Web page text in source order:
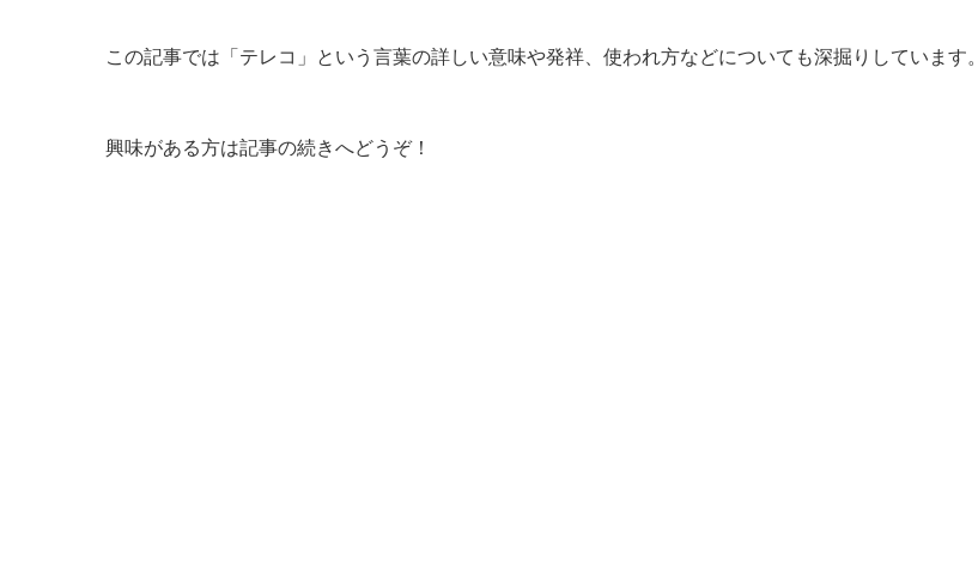
この記事では「テレコ」という言葉の詳しい意味や発祥、使われ方などについても深掘りしています。
興味がある方は記事の続きへどうぞ！